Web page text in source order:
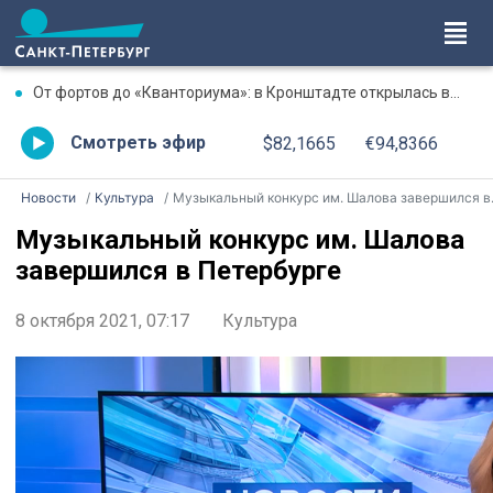
От фортов до «Кванториума»: в Кронштадте открылась выставка достижений района
Смотреть эфир $82,1665 €94,8366
Новости Культура Музыкальный конкурс им. Шалова завершился в Петербурге
Музыкальный конкурс им. Шалова
завершился в Петербурге
8 октября 2021, 07:17 Культура